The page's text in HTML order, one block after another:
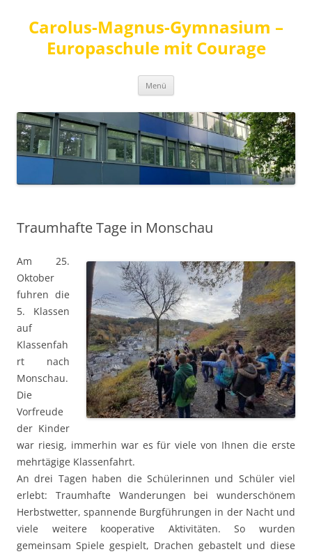
Carolus-Magnus-Gymnasium –
Europaschule mit Courage
Menü
Traumhafte Tage in Monschau
Am 25.
Oktober
fuhren die
5. Klassen
auf
Klassenfah
rt nach
Monschau.
Die
Vorfreude
der Kinder
war riesig, immerhin war es für viele von Ihnen die erste
mehrtägige Klassenfahrt.
An drei Tagen haben die Schülerinnen und Schüler viel
erlebt: Traumhafte Wanderungen bei wunderschönem
Herbstwetter, spannende Burgführungen in der Nacht und
viele weitere kooperative Aktivitäten. So wurden
gemeinsam Spiele gespielt, Drachen gebastelt und diese